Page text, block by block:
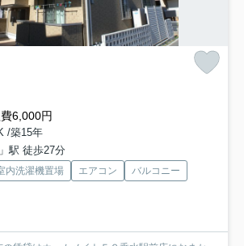
6,000円
/築15年
駅 徒歩27分
内洗濯機置場 エアコン
バルコニー